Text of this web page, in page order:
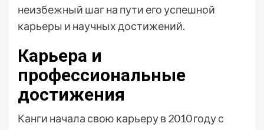
неизбежный шаг на пути его успешной
карьеры и научных достижений.
Карьера и
профессиональные
достижения
Канги начала свою карьеру в 2010 году с